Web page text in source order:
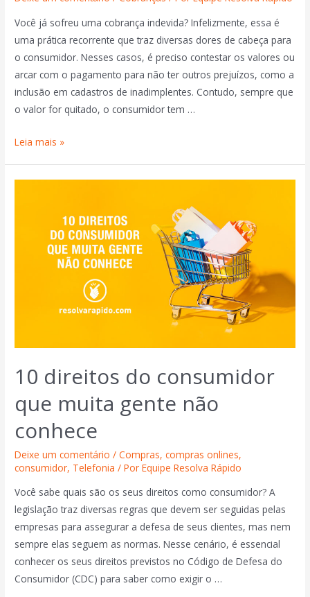
Você já sofreu uma cobrança indevida? Infelizmente, essa é
uma prática recorrente que traz diversas dores de cabeça para
o consumidor. Nesses casos, é preciso contestar os valores ou
arcar com o pagamento para não ter outros prejuízos, como a
inclusão em cadastros de inadimplentes. Contudo, sempre que
o valor for quitado, o consumidor tem …
Leia mais »
10 direitos do consumidor
que muita gente não
conhece
Deixe um comentário /Compras,compras onlines,
consumidor, Telefonia / PorEquipe Resolva Rápido
Você sabe quais são os seus direitos como consumidor? A
legislação traz diversas regras que devem ser seguidas pelas
empresas para assegurar a defesa de seus clientes, mas nem
sempre elas seguem as normas. Nesse cenário, é essencial
conhecer os seus direitos previstos no Código de Defesa do
Consumidor (CDC) para saber como exigir o …